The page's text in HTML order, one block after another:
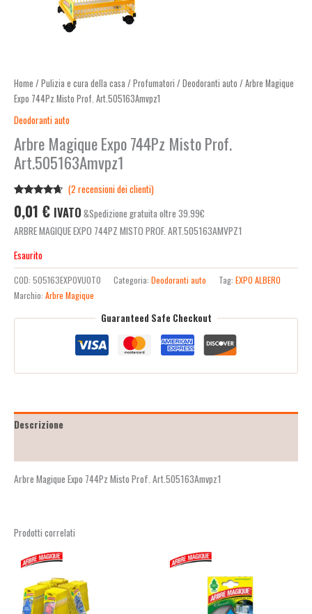
Home / Pulizia e cura della casa / Profumatori / Deodoranti auto / Arbre Magique
Expo 744Pz Misto Prof. Art.505163Amvpz1
Deodoranti auto
Arbre Magique Expo 744Pz Misto Prof.
Art.505163Amvpz1
su 5
su base
di
(2 recensioni dei clienti)
0,01 € IVATO &Spedizione gratuita oltre 39.99€
ARBRE MAGIQUE EXPO 744PZ MISTO PROF. ART.505163AMVPZ1
Esaurito
COD: 505163EXPOVUOTO Categoria: Deodoranti auto Tag: EXPO ALBERO
Marchio: Arbre Magique
Guaranteed Safe Checkout
Descrizione
Arbre Magique Expo 744Pz Misto Prof. Art.505163Amvpz1
Prodotti correlati